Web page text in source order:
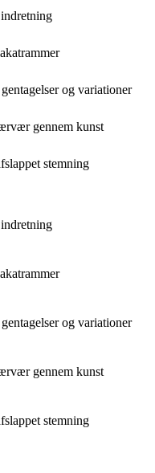
og variationer
gennem kunst
stemning
og variationer
gennem kunst
stemning